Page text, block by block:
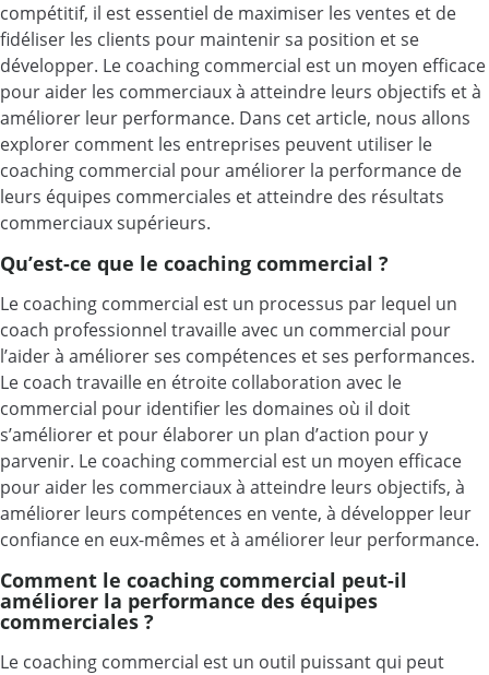
compétitif, il est essentiel de maximiser les ventes et de
fidéliser les clients pour maintenir sa position et se
développer. Le coaching commercial est un moyen efficace
pour aider les commerciaux à atteindre leurs objectifs et à
améliorer leur performance. Dans cet article, nous allons
explorer comment les entreprises peuvent utiliser le
coaching commercial pour améliorer la performance de
leurs équipes commerciales et atteindre des résultats
commerciaux supérieurs.
Qu’est-ce que le coaching commercial ?
Le coaching commercial est un processus par lequel un
coach professionnel travaille avec un commercial pour
l’aider à améliorer ses compétences et ses performances.
Le coach travaille en étroite collaboration avec le
commercial pour identifier les domaines où il doit
s’améliorer et pour élaborer un plan d’action pour y
parvenir. Le coaching commercial est un moyen efficace
pour aider les commerciaux à atteindre leurs objectifs, à
améliorer leurs compétences en vente, à développer leur
confiance en eux-mêmes et à améliorer leur performance.
Comment le coaching commercial peut-il
améliorer la performance des équipes
commerciales ?
Le coaching commercial est un outil puissant qui peut